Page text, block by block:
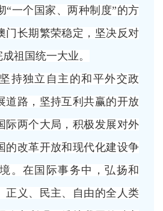
“一个国家、两种制度”的方
门长期繁荣稳定，坚决反对
祖国统一大业。
独立自主的和平外交政
道路，坚持互利共赢的开放
际两个大局，积极发展对外
的改革开放和现代化建设争
。在国际事务中，弘扬和
正义、民主、自由的全人类